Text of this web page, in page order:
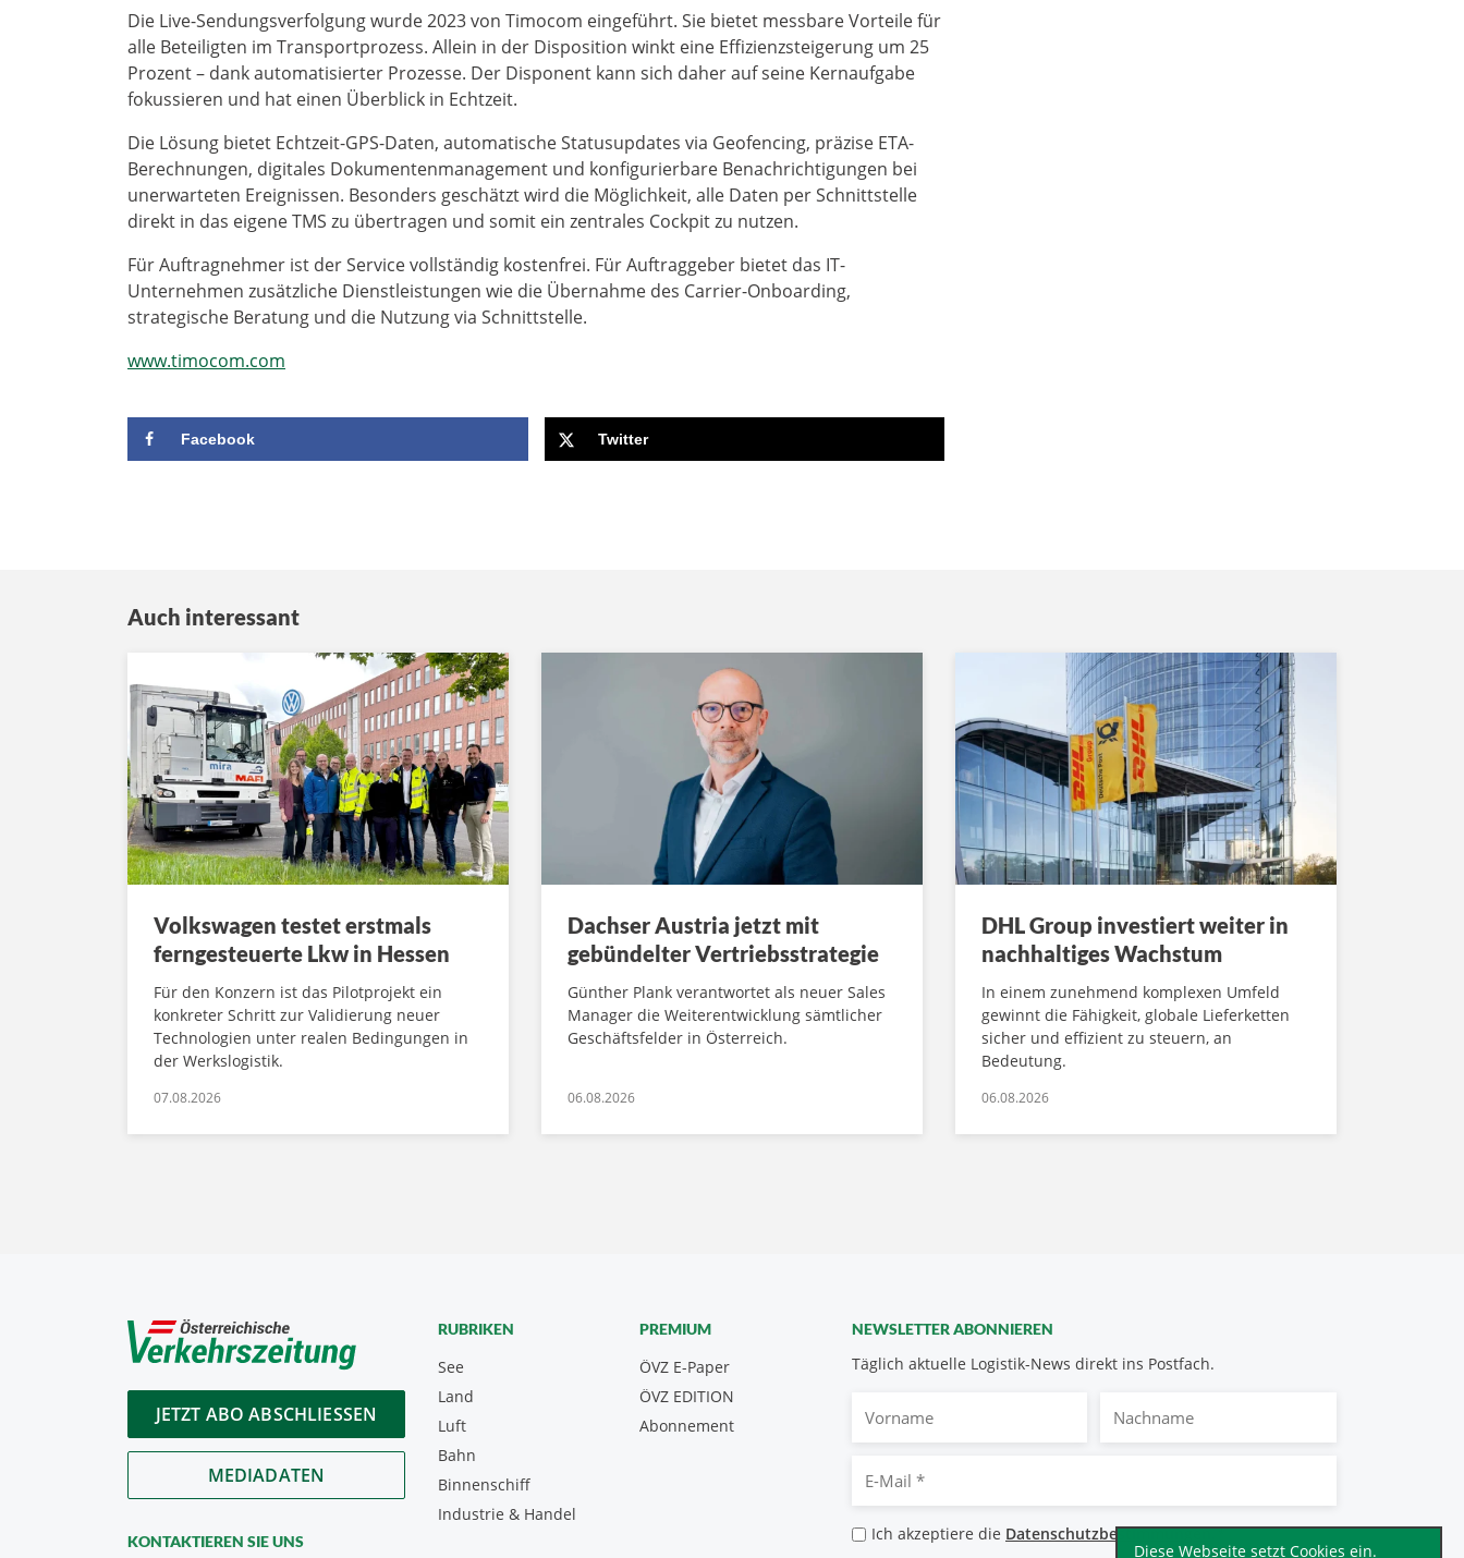
Diese Webseite setzt Cookies ein.
Die Live-Sendungsverfolgung wurde 2023 von Timocom eingeführt. Sie bietet messbare Vorteile für
alle Beteiligten im Transportprozess. Allein in der Disposition winkt eine Effizienzsteigerung um 25
Prozent – dank automatisierter Prozesse. Der Disponent kann sich daher auf seine Kernaufgabe
fokussieren und hat einen Überblick in Echtzeit.
Die Lösung bietet Echtzeit-GPS-Daten, automatische Statusupdates via Geofencing, präzise ETA-
Berechnungen, digitales Dokumentenmanagement und konfigurierbare Benachrichtigungen bei
unerwarteten Ereignissen. Besonders geschätzt wird die Möglichkeit, alle Daten per Schnittstelle
direkt in das eigene TMS zu übertragen und somit ein zentrales Cockpit zu nutzen.
Für Auftragnehmer ist der Service vollständig kostenfrei. Für Auftraggeber bietet das IT-
Unternehmen zusätzliche Dienstleistungen wie die Übernahme des Carrier-Onboarding,
strategische Beratung und die Nutzung via Schnittstelle.
www.timocom.com
Facebook Twitter
Auch interessant
Volkswagen testet erstmals
ferngesteuerte Lkw in Hessen
Für den Konzern ist das Pilotprojekt ein
konkreter Schritt zur Validierung neuer
Technologien unter realen Bedingungen in
der Werkslogistik.
07.08.2026
Dachser Austria jetzt mit
gebündelter Vertriebsstrategie
Günther Plank verantwortet als neuer Sales
Manager die Weiterentwicklung sämtlicher
Geschäftsfelder in Österreich.
06.08.2026
DHL Group investiert weiter in
nachhaltiges Wachstum
In einem zunehmend komplexen Umfeld
gewinnt die Fähigkeit, globale Lieferketten
sicher und effizient zu steuern, an
Bedeutung.
06.08.2026
JETZT ABO ABSCHLIESSEN
MEDIADATEN
KONTAKTIEREN SIE UNS
NEWSLETTER ABONNIEREN
Täglich aktuelle Logistik-News direkt ins Postfach.
Mail
Datenschutzbestimmungen
Ich akzeptiere die Datenschutzbestimmungen.*
RUBRIKEN
See
Land
Luft
Bahn
Binnenschiff
Industrie & Handel
PREMIUM
ÖVZ E-Paper
Abonnement
ÖVZ EDITION